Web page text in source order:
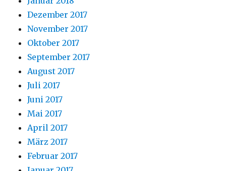
Dezember 2017
November 2017
Oktober 2017
September 2017
August 2017
Juli 2017
Juni 2017
Mai 2017
April 2017
März 2017
Februar 2017